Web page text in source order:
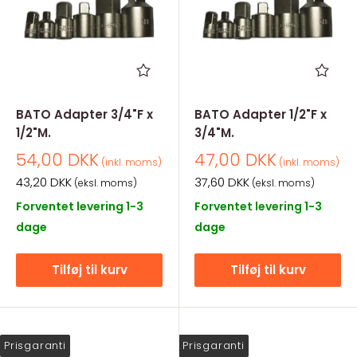
BATO Adapter 3/4"F x
1/2"M.
Salgspris
54,00 DKK (inkl. moms)
Salgspris
43,20 DKK (eksl. moms)
Forventet levering 1-3
dage
Tilføj til kurv
BATO Adapter 1/2"F x
3/4"M.
Salgspris
47,00 DKK (inkl. moms)
Salgspris
37,60 DKK (eksl. moms)
Forventet levering 1-3
dage
Tilføj til kurv
Prisgaranti Prisgaranti